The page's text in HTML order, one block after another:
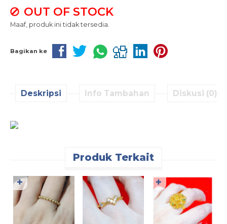
OUT OF STOCK
Maaf, produk ini tidak tersedia.
Bagikan ke
Deskripsi Info Tambahan Diskusi (0)
Produk Terkait
✚ ✚